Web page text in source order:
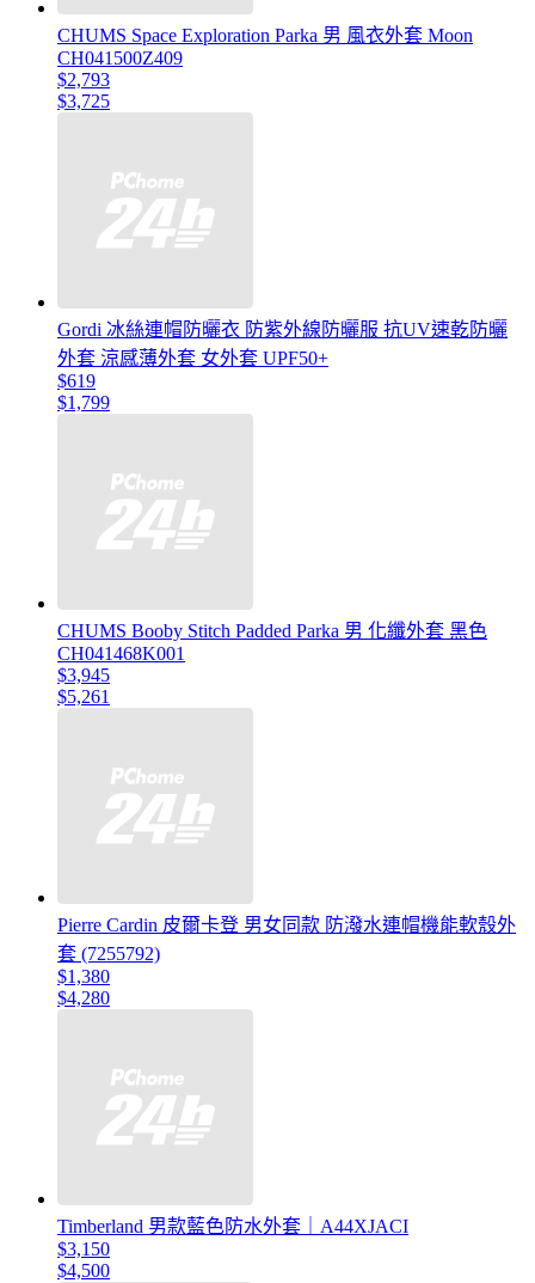
CHUMS Space Exploration Parka 男 風衣外套 Moon
CH041500Z409
$2,793
$3,725
Gordi 冰絲連帽防曬衣 防紫外線防曬服 抗UV速乾防曬
外套 涼感薄外套 女外套 UPF50+
$619
$1,799
CHUMS Booby Stitch Padded Parka 男 化纖外套 黑色
CH041468K001
$3,945
$5,261
Pierre Cardin 皮爾卡登 男女同款 防潑水連帽機能軟殼外
套 (7255792)
$1,380
$4,280
Timberland 男款藍色防水外套｜A44XJACI
$3,150
$4,500